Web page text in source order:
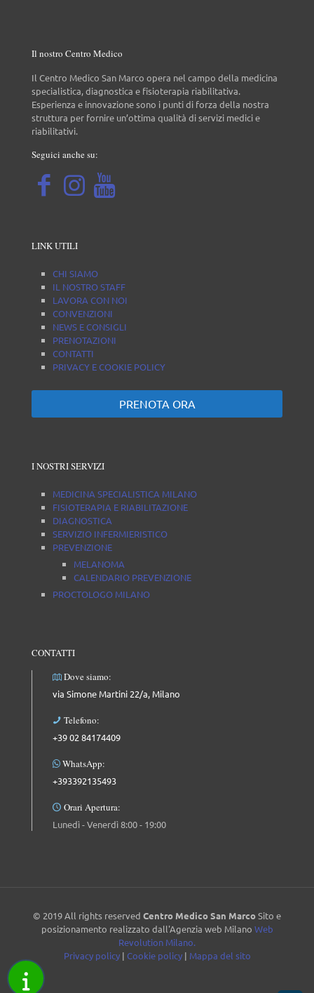
Il nostro Centro Medico
Il Centro Medico San Marco opera nel campo della medicina
specialistica, diagnostica e fisioterapia riabilitativa.
Esperienza e innovazione sono i punti di forza della nostra
struttura per fornire un’ottima qualità di servizi medici e
riabilitativi.
Seguici anche su:
LINK UTILI
CHI SIAMO
IL NOSTRO STAFF
LAVORA CON NOI
CONVENZIONI
NEWS E CONSIGLI
PRENOTAZIONI
CONTATTI
PRIVACY E COOKIE POLICY
PRENOTA ORA
I NOSTRI SERVIZI
MEDICINA SPECIALISTICA MILANO
FISIOTERAPIA E RIABILITAZIONE
DIAGNOSTICA
SERVIZIO INFERMIERISTICO
PREVENZIONE
MELANOMA
CALENDARIO PREVENZIONE
PROCTOLOGO MILANO
CONTATTI
Dove siamo:
via Simone Martini 22/a, Milano
Telefono:
+39 02 84174409
WhatsApp:
+393392135493
Orari Apertura:
Lunedì - Venerdì 8:00 - 19:00
© 2019 All rights reserved Centro Medico San MarcoSito e
posizionamento realizzato dall'Agenzia web Milano Web
Revolution Milano.
Privacy policy| Cookie policy| Mappa del sito